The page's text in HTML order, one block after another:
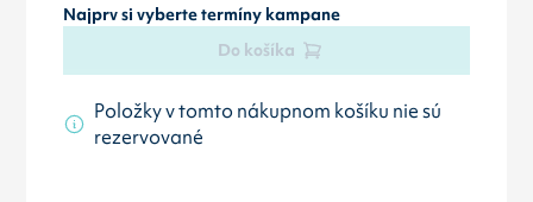
Najprv si vyberte termíny kampane
Do košíka
Položky v tomto nákupnom košíku nie sú
rezervované